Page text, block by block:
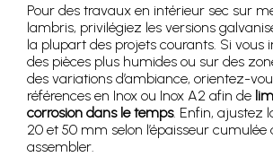
Pour des travaux en intérieur sec sur
lambris, privilégiez les versions
la plupart des projets courants. Si vous
des pièces plus humides ou sur des
des variations d’ambiance, orientez-
références en Inox ou Inox A2 afin de
corrosion dans le temps. Enfin, ajustez
20 et 50 mm selon l’épaisseur cumulée
assembler.